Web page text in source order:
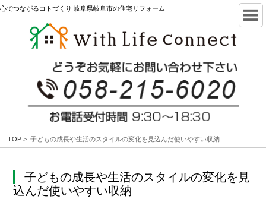
心でつながるコトづくり 岐阜県岐阜市の住宅リフォーム
TOP > 子どもの成長や生活のスタイルの変化を見込んだ使いやすい収納
子どもの成長や生活のスタイルの変化を見
込んだ使いやすい収納